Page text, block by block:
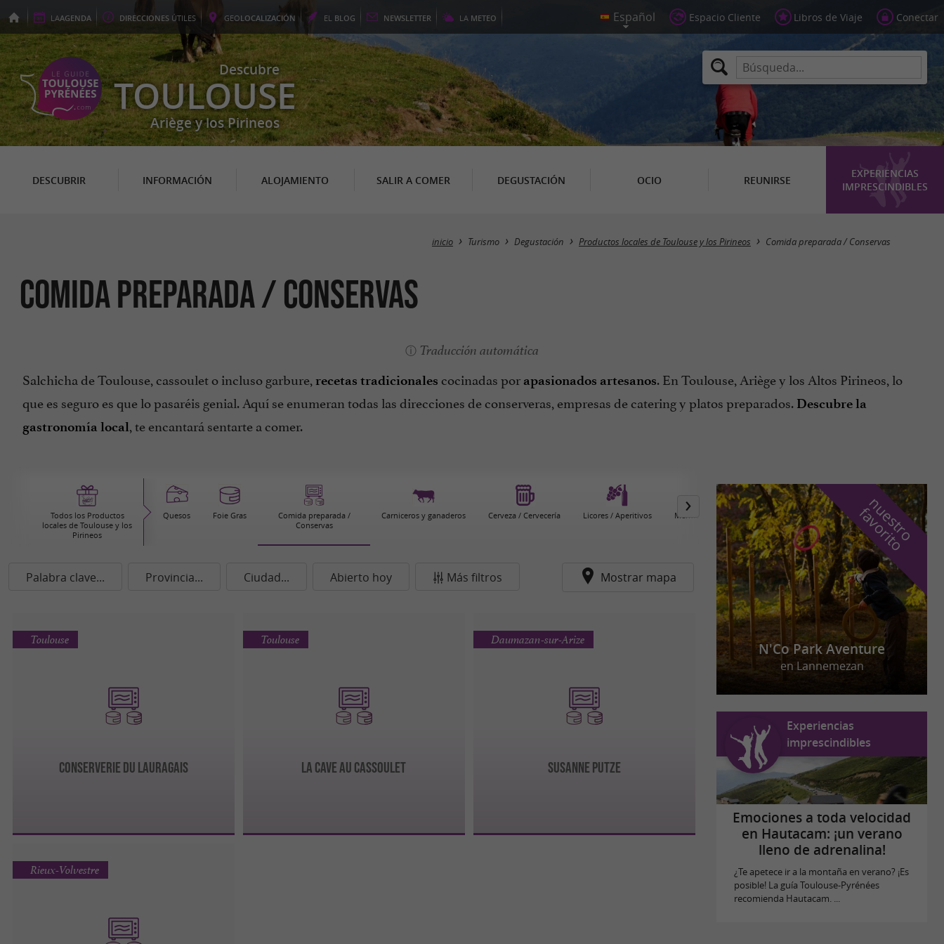
LAAGENDA DIRECCIONES ÚTILES GEOLOCALIZACIÓN EL BLOG NEWSLETTER LA METEO Espacio Cliente Libros de Viaje Conectar
Descubre
TOULOUSE
Ariège y los Pirineos
DESCUBRIR INFORMACIÓN ALOJAMIENTO SALIR A COMER DEGUSTACIÓN OCIO REUNIRSE
EXPERIENCIAS
IMPRESCINDIBLES
Masquer la carte
inicio Turismo Degustación Productos locales de Toulouse y los Pirineos Comida preparada / Conservas
Comida preparada / Conservas
Traducción automática
Salchicha de Toulouse, cassoulet o incluso garbure, recetas tradicionales cocinadas por apasionados artesanos. En Toulouse, Ariège y los Altos Pirineos, lo
que es seguro es que lo pasaréis genial. Aquí se enumeran todas las direcciones de conserveras, empresas de catering y platos preparados. Descubre la
gastronomía local, te encantará sentarte a comer.
Todos los Productos
locales de Toulouse y los
Pirineos
Quesos Foie Gras
Comida preparada /
Conservas
Carniceros y ganaderos Cerveza / Cervecería Licores / Aperitivos Mermeladas / Miel Dulces / Chocolates Té / Café / Quemados
Palabra clave... Provincia... Ciudad... Abierto hoy Más filtros Mostrar mapa
CONSERVERIE DU LAURAGAIS
Toulouse
LA CAVE AU CASSOULET
Toulouse
SUSANNE PUTZE
Daumazan-sur-Arize
Rieux-Volvestre
n
u
e
s
t
r
o
f
a
v
o
r
i
t
o
N'Co Park Aventure
en Lannemezan
Experiencias
imprescindibles
Emociones a toda velocidad
en Hautacam: ¡un verano
lleno de adrenalina!
¿Te apetece ir a la montaña en verano? ¡Es
posible! La guía Toulouse-Pyrénées
recomienda Hautacam. ...